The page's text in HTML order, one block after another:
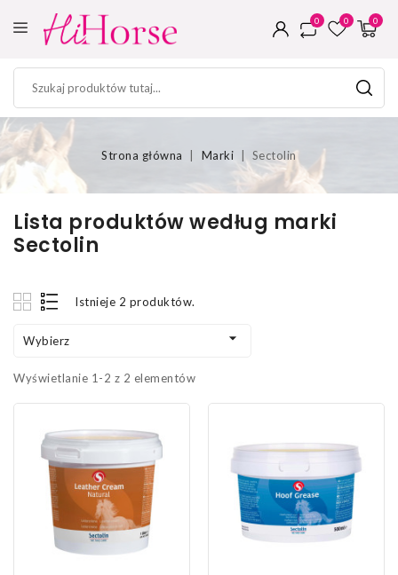
0
0
0
Strona główna Marki Sectolin
Lista produktów według marki
Sectolin
Istnieje 2 produktów.
Wybierz 
Wyświetlanie 1-2 z 2 elementów